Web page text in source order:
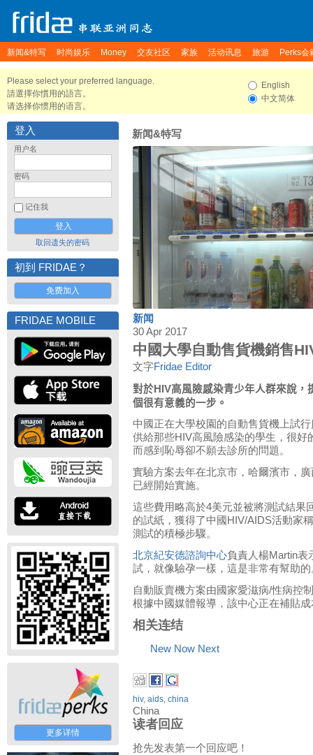
新闻&特写 时尚娱乐 Money 交友社区 家族 活动讯息 旅游 Perks会
Please select your preferred language.
請選擇你慣用的語言。
请选择你惯用的语言。
English
中文简体
登入
用户名
密码
记住我
取回遗失的密码
初到 FRIDAE？
免费加入
FRIDAE MOBILE
更多详情
新闻&特写
新闻
30 Apr 2017
中國大學自動售貨機銷售
文字Fridae Editor
對於HIV高風險感染青少年人群來說
個很有意義的一步。
中國正在大學校園的自動售貨機上試
供給那些HIV高風險感染的學生，很好
而感到恥辱卻不願去診所的問題。
實驗方案去年在北京市，哈爾濱市，
已經開始實施。
這些費用略高於4美元並被將測試結果
的試紙，獲得了中國HIV/AIDS活動家
測試的積極步驟。
北京紀安德諮詢中心負責人楊Martin表
試，就像驗孕一樣，這是非常有幫助的
自動販賣機方案由國家愛滋病/性病控
根據中國媒體報導，該中心正在補貼
相关连结
New Now Next
hiv, aids, china
China
读者回应
抢先发表第一个回应吧！